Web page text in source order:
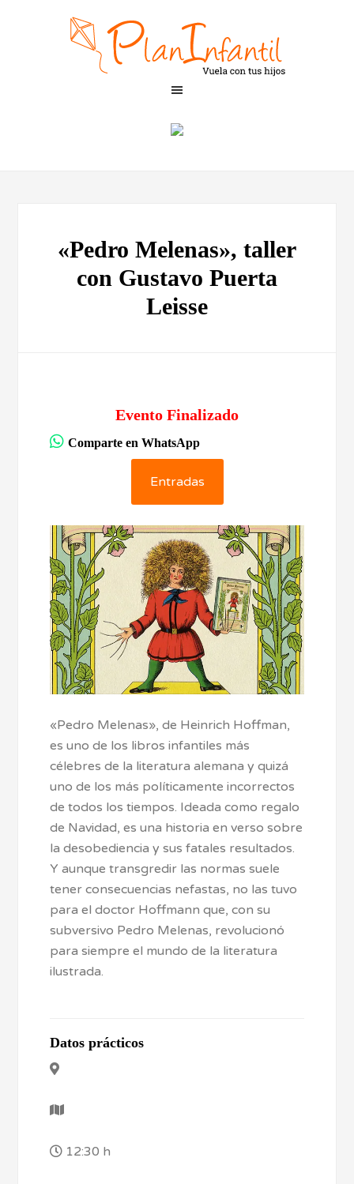
«Pedro Melenas», taller
con Gustavo Puerta
Leisse
Evento Finalizado
Comparte en WhatsApp
Entradas
«Pedro Melenas», de Heinrich Hoffman,
es uno de los libros infantiles más
célebres de la literatura alemana y quizá
uno de los más políticamente incorrectos
de todos los tiempos. Ideada como regalo
de Navidad, es una historia en verso sobre
la desobediencia y sus fatales resultados.
Y aunque transgredir las normas suele
tener consecuencias nefastas, no las tuvo
para el doctor Hoffmann que, con su
subversivo Pedro Melenas, revolucionó
para siempre el mundo de la literatura
ilustrada.
Datos prácticos
12:30 h